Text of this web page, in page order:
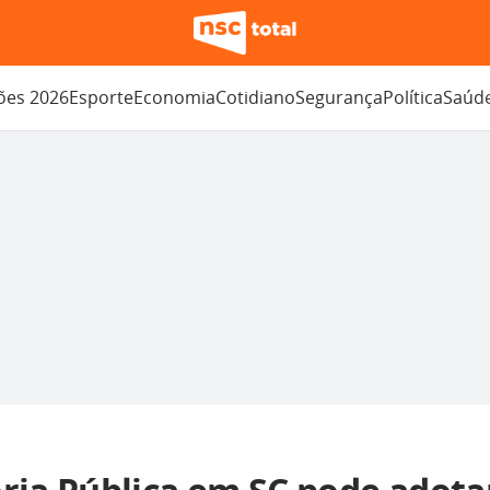
2026EsporteEconomiaCotidianoSegurançaPolítica